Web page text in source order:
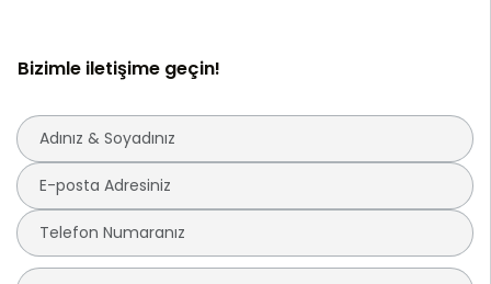
Bizimle iletişime geçin!